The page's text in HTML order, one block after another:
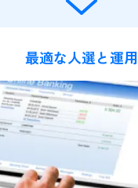
最適な人選と運用